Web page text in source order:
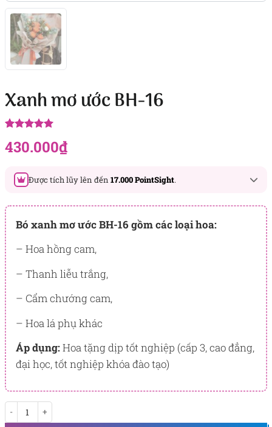
Xanh mơ ước BH-16
dựa trên
430.000₫
Được tích lũy lên đến 17.000 PointSight.
Đây là số PointSight ước tính bạn sẽ được tích lũy khi mua
sản phẩm hôm nay, tương ứng với quyền lợi hạng
PointSight có giá trị dùng để trừ trực tiếp vào đơn hàng hoặc
đổi quà tặng ưu đãi tại Flowersight.
Đăng nhập
chính xác nhất dành cho bạn.
Bó xanh mơ ước BH-16 gồm các loại hoa:
– Hoa hồng cam,
– Thanh liễu trắng,
– Cẩm chướng cam,
– Hoa lá phụ khác
Áp dụng:Hoa tặng dịp tốt nghiệp (cấp 3, cao đẳng,
đại học, tốt nghiệp khóa đào tạo)
Xanh mơ ước BH-16 số lượng